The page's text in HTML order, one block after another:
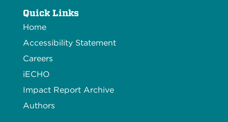
Quick Links
Home
Accessibility Statement
Careers
iECHO
Impact Report Archive
Authors